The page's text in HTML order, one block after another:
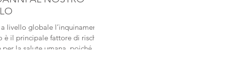
livello globale l’inquinamento
è il principale fattore di rischio
la salute umana, poiché...